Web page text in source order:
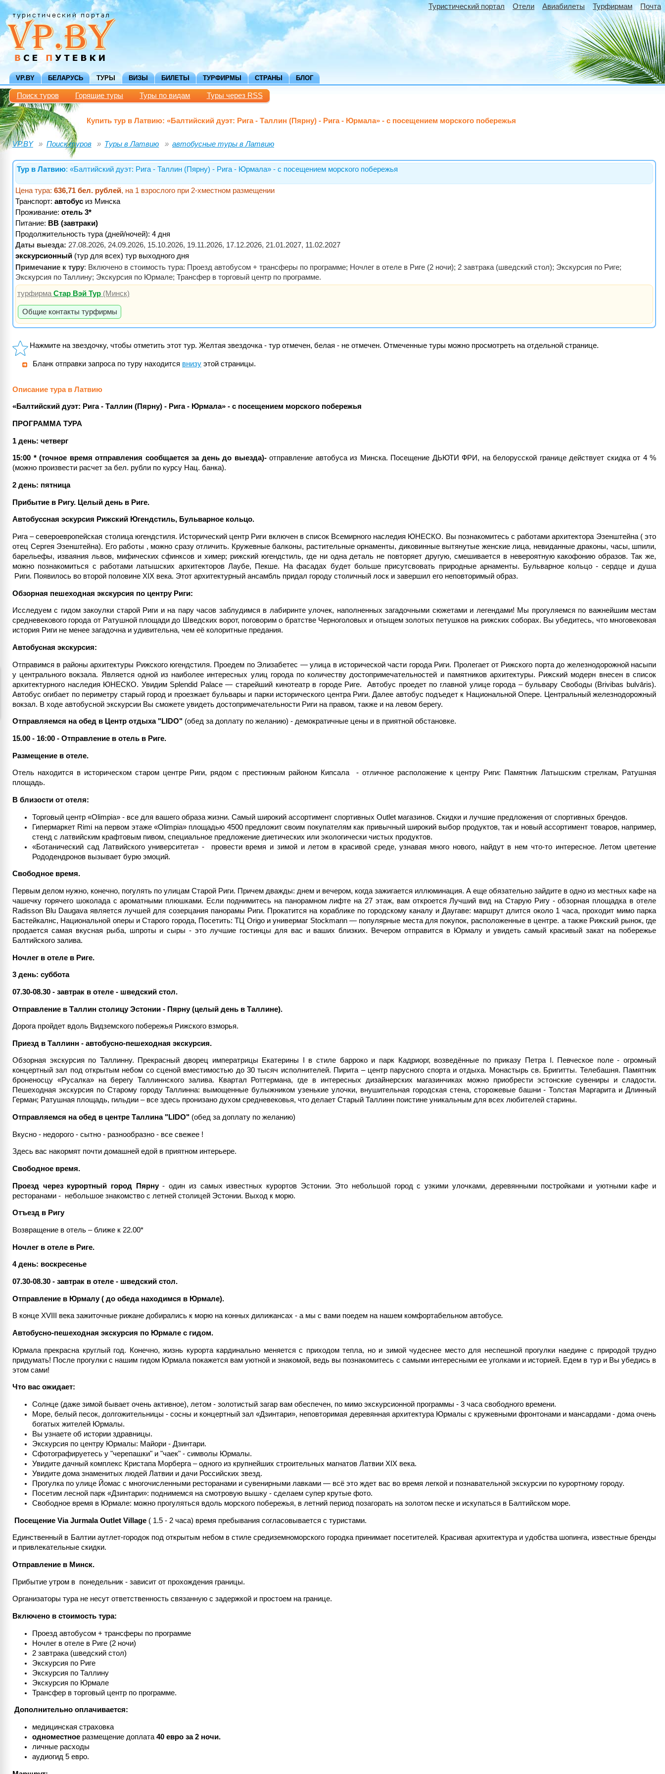
Туристический портал Отели Авиабилеты Турфирмам Почта
VP.BY БЕЛАРУСЬ ТУРЫ ВИЗЫ БИЛЕТЫ ТУРФИРМЫ СТРАНЫ БЛОГ
Поиск туров Горящие туры Туры по видам Туры через RSS
Купить тур в Латвию: «Балтийский дуэт: Рига - Таллин (Пярну) - Рига - Юрмала» - с посещением морского побережья
VP.BY Поиск туров Туры в Латвию автобусные туры в Латвию
Тур в Латвию: «Балтийский дуэт: Рига - Таллин (Пярну) - Рига - Юрмала» - с посещением морского побережья
Цена тура: 636,71 бел. рублей, на 1 взрослого при 2-хместном размещении
Транспорт: автобус из Минска
Проживание: отель 3*
Питание: BB (завтраки)
Продолжительность тура (дней/ночей): 4 дня
Даты выезда: 27.08.2026, 24.09.2026, 15.10.2026, 19.11.2026, 17.12.2026, 21.01.2027, 11.02.2027
экскурсионный (тур для всех) тур выходного дня
Примечание к туру: Включено в стоимость тура: Проезд автобусом + трансферы по программе; Ночлег в отеле в Риге (2 ночи); 2 завтрака (шведский стол); Экскурсия по Риге;
Экскурсия по Таллину; Экскурсия по Юрмале; Трансфер в торговый центр по программе.
турфирмаСтар Вэй Тур(Минск)
Общие контакты турфирмы
Нажмите на звездочку, чтобы отметить этот тур. Желтая звездочка - тур отмечен, белая - не отмечен. Отмеченные туры можно просмотреть на отдельной странице.
Бланк отправки запроса по туру находится внизу этой страницы.
Описание тура в Латвию
«Балтийский дуэт: Рига - Таллин (Пярну) - Рига - Юрмала» - с посещением морского побережья
ПРОГРАММА ТУРА
1 день: четверг
15:00 * (точное время отправления сообщается за день до выезда)- отправление автобуса из Минска. Посещение ДЬЮТИ ФРИ, на белорусской границе действует скидка от 4 %
(можно произвести расчет за бел. рубли по курсу Нац. банка).
2 день: пятница
Прибытие в Ригу. Целый день в Риге.
Автобуссная эскурсия Рижский Югендстиль, Бульварное кольцо.
Рига – североевропейская столица югендстиля. Исторический центр Риги включен в список Всемирного наследия ЮНЕСКО. Вы познакомитесь с работами архитектора Эзенштейна ( это
отец Сергея Эзенштейна). Его работы , можно сразу отличить. Кружевные балконы, растительные орнаменты, диковинные вытянутые женские лица, невиданные драконы, часы, шпили,
барельефы, изваяния львов, мифических сфинксов и химер; рижский югендстиль, где ни одна деталь не повторяет другую, смешивается в невероятную какофонию образов. Так же,
можно познакомиться с работами латышских архитекторов Лаубе, Пекше. На фасадах будет больше присутсвовать природные арнаменты. Бульварное кольцо - сердце и душа
Риги. Появилось во второй половине XIX века. Этот архитектурный ансамбль придал городу столичный лоск и завершил его неповторимый образ.
Обзорная пешеходная экскурсия по центру Риги:
Исследуем с гидом закоулки старой Риги и на пару часов заблудимся в лабиринте улочек, наполненных загадочными сюжетами и легендами! Мы прогуляемся по важнейшим местам
средневекового города от Ратушной площади до Шведских ворот, поговорим о братстве Черноголовых и отыщем золотых петушков на рижских соборах. Вы убедитесь, что многовековая
история Риги не менее загадочна и удивительна, чем её колоритные предания.
Автобусная экскурсия:
Отправимся в районы архитектуры Рижского югендстиля. Проедем по Элизабетес — улица в исторической части города Риги. Пролегает от Рижского порта до железнодорожной насыпи
у центрального вокзала. Является одной из наиболее интересных улиц города по количеству достопримечательностей и памятников архитектуры. Рижский модерн внесен в список
архитектурного наследия ЮНЕСКО. Увидим Splendid Palace — старейший кинотеатр в городе Риге. Автобус проедет по главной улице города – бульвару Свободы (Brivibas bulvāris).
Автобус огибает по периметру старый город и проезжает бульвары и парки исторического центра Риги. Далее автобус подъедет к Национальной Опере. Центральный железнодорожный
вокзал. В ходе автобусной экскурсии Вы сможете увидеть достопримечательности Риги на правом, также и на левом берегу.
Отправляемся на обед в Центр отдыха "LIDO" (обед за доплату по желанию) - демократичные цены и в приятной обстановке.
15.00 - 16:00 - Отправление в отель в Риге.
Размещение в отеле.
Отель находится в историческом старом центре Риги, рядом с престижным районом Кипсала - отличное расположение к центру Риги: Памятник Латышским стрелкам, Ратушная
площадь.
В близости от отеля:
Торговый центр «Olimpia» - все для вашего образа жизни. Самый широкий ассортимент спортивных Outlet магазинов. Скидки и лучшие предложения от спортивных брендов.
Гипермаркет Rimi на первом этаже «Olimpia» площадью 4500 предложит своим покупателям как привычный широкий выбор продуктов, так и новый ассортимент товаров, например,
стенд с латвийским крафтовым пивом, специальное предложение диетических или экологически чистых продуктов.
«Ботанический сад Латвийского университета» - провести время и зимой и летом в красивой среде, узнавая много нового, найдут в нем что-то интересное. Летом цветение
Рододендронов вызывает бурю эмоций.
Свободное время.
Первым делом нужно, конечно, погулять по улицам Старой Риги. Причем дважды: днем и вечером, когда зажигается иллюминация. А еще обязательно зайдите в одно из местных кафе на
чашечку горячего шоколада с ароматными плюшками. Если поднимитесь на панорамном лифте на 27 этаж, вам откроется Лучший вид на Старую Ригу - обзорная площадка в отеле
Radisson Blu Daugava является лучшей для созерцания панорамы Риги. Прокатится на кораблике по городскому каналу и Даугаве: маршрут длится около 1 часа, проходит мимо парка
Бастейкалнс, Национальной оперы и Старого города, Посетить: ТЦ Origo и универмаг Stockmann — популярные места для покупок, расположенные в центре. а также Рижский рынок, где
продается самая вкусная рыба, шпроты и сыры - это лучшие гостинцы для вас и ваших близких. Вечером отправится в Юрмалу и увидеть самый красивый закат на побережье
Балтийского залива.
Ночлег в отеле в Риге.
3 день: суббота
07.30-08.30 - завтрак в отеле - шведский стол.
Отправление в Таллин столицу Эстонии - Пярну (целый день в Таллине).
Дорога пройдет вдоль Видземского побережья Рижского взморья.
Приезд в Таллинн - автобусно-пешеходная экскурсия.
Обзорная экскурсия по Таллинну. Прекрасный дворец императрицы Екатерины I в стиле барроко и парк Кадриорг, возведённые по приказу Петра I. Певческое поле - огромный
концертный зал под открытым небом со сценой вместимостью до 30 тысяч исполнителей. Пирита – центр парусного спорта и отдыха. Монастырь св. Бригитты. Телебашня. Памятник
броненосцу «Русалка» на берегу Таллиннского залива. Квартал Роттермана, где в интересных дизайнерских магазинчиках можно приобрести эстонские сувениры и сладости.
Пешеходная экскурсия по Старому городу Таллинна: вымощенные булыжником узенькие улочки, внушительная городская стена, сторожевые башни - Толстая Маргарита и Длинный
Герман; Ратушная площадь, гильдии – все здесь пронизано духом средневековья, что делает Старый Таллинн поистине уникальным для всех любителей старины.
Отправляемся на обед в центре Таллина "LIDO" (обед за доплату по желанию)
Вкусно - недорого - сытно - разнообразно - все свежее !
Здесь вас накормят почти домашней едой в приятном интерьере.
Свободное время.
Проезд через курортный город Пярну- один из самых известных курортов Эстонии. Это небольшой город с узкими улочками, деревянными постройками и уютными кафе и
ресторанами - небольшое знакомство с летней столицей Эстонии. Выход к морю.
Отъезд в Ригу
Возвращение в отель – ближе к 22.00*
Ночлег в отеле в Риге.
4 день: воскресенье
07.30-08.30 - завтрак в отеле - шведский стол.
Отправление в Юрмалу ( до обеда находимся в Юрмале).
В конце XVIII века зажиточные рижане добирались к морю на конных дилижансах - а мы с вами поедем на нашем комфортабельном автобусе.
Автобусно-пешеходная экскурсия по Юрмале с гидом.
Юрмала прекрасна круглый год. Конечно, жизнь курорта кардинально меняется с приходом тепла, но и зимой чудеснее место для неспешной прогулки наедине с природой трудно
придумать! После прогулки с нашим гидом Юрмала покажется вам уютной и знакомой, ведь вы познакомитесь с самыми интересными ее уголками и историей. Едем в тур и Вы убедись в
этом сами!
Что вас ожидает:
Солнце (даже зимой бывает очень активное), летом - золотистый загар вам обеспечен, по мимо экскурсионной программы - 3 часа свободного времени.
Море, белый песок, долгожительницы - сосны и концертный зал «Дзинтари», неповторимая деревянная архитектура Юрмалы с кружевными фронтонами и мансардами - дома очень
богатых жителей Юрмалы.
Вы узнаете об истории здравницы.
Экскурсия по центру Юрмалы: Майори - Дзинтари.
Сфотографируетесь у "черепашки" и "чаек" - символы Юрмалы.
Увидите дачный комплекс Кристапа Морберга – одного из крупнейших строительных магнатов Латвии XIX века.
Увидите дома знаменитых людей Латвии и дачи Российских звезд.
Прогулка по улице Йомас с многочисленными ресторанами и сувенирными лавками — всё это ждет вас во время легкой и познавательной экскурсии по курортному городу.
Посетим лесной парк «Дзинтари»: поднимемся на смотровую вышку - сделаем супер крутые фото.
Свободное время в Юрмале: можно прогуляться вдоль морского побережья, в летний период позагорать на золотом песке и искупаться в Балтийском море.
Посещение Via Jurmala Outlet Village ( 1.5 - 2 часа) время пребывания согласовывается с туристами.
Единственный в Балтии аутлет-городок под открытым небом в стиле средиземноморского городка принимает посетителей. Красивая архитектура и удобства шопинга, известные бренды
и привлекательные скидки.
Отправление в Минск.
Прибытие утром в понедельник - зависит от прохождения границы.
Организаторы тура не несут ответственность связанную с задержкой и простоем на границе.
Включено в стоимость тура:
Проезд автобусом + трансферы по программе
Ночлег в отеле в Риге (2 ночи)
2 завтрака (шведский стол)
Экскурсия по Риге
Экскурсия по Таллину
Экскурсия по Юрмале
Трансфер в торговый центр по программе.
Дополнительно оплачивается:
медицинская страховка
одноместное размещение доплата 40 евро за 2 ночи.
личные расходы
аудиогид 5 евро.